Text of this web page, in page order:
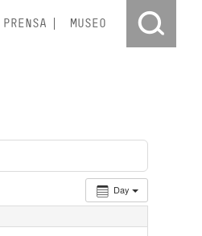
PRENSA MUSEO
Day